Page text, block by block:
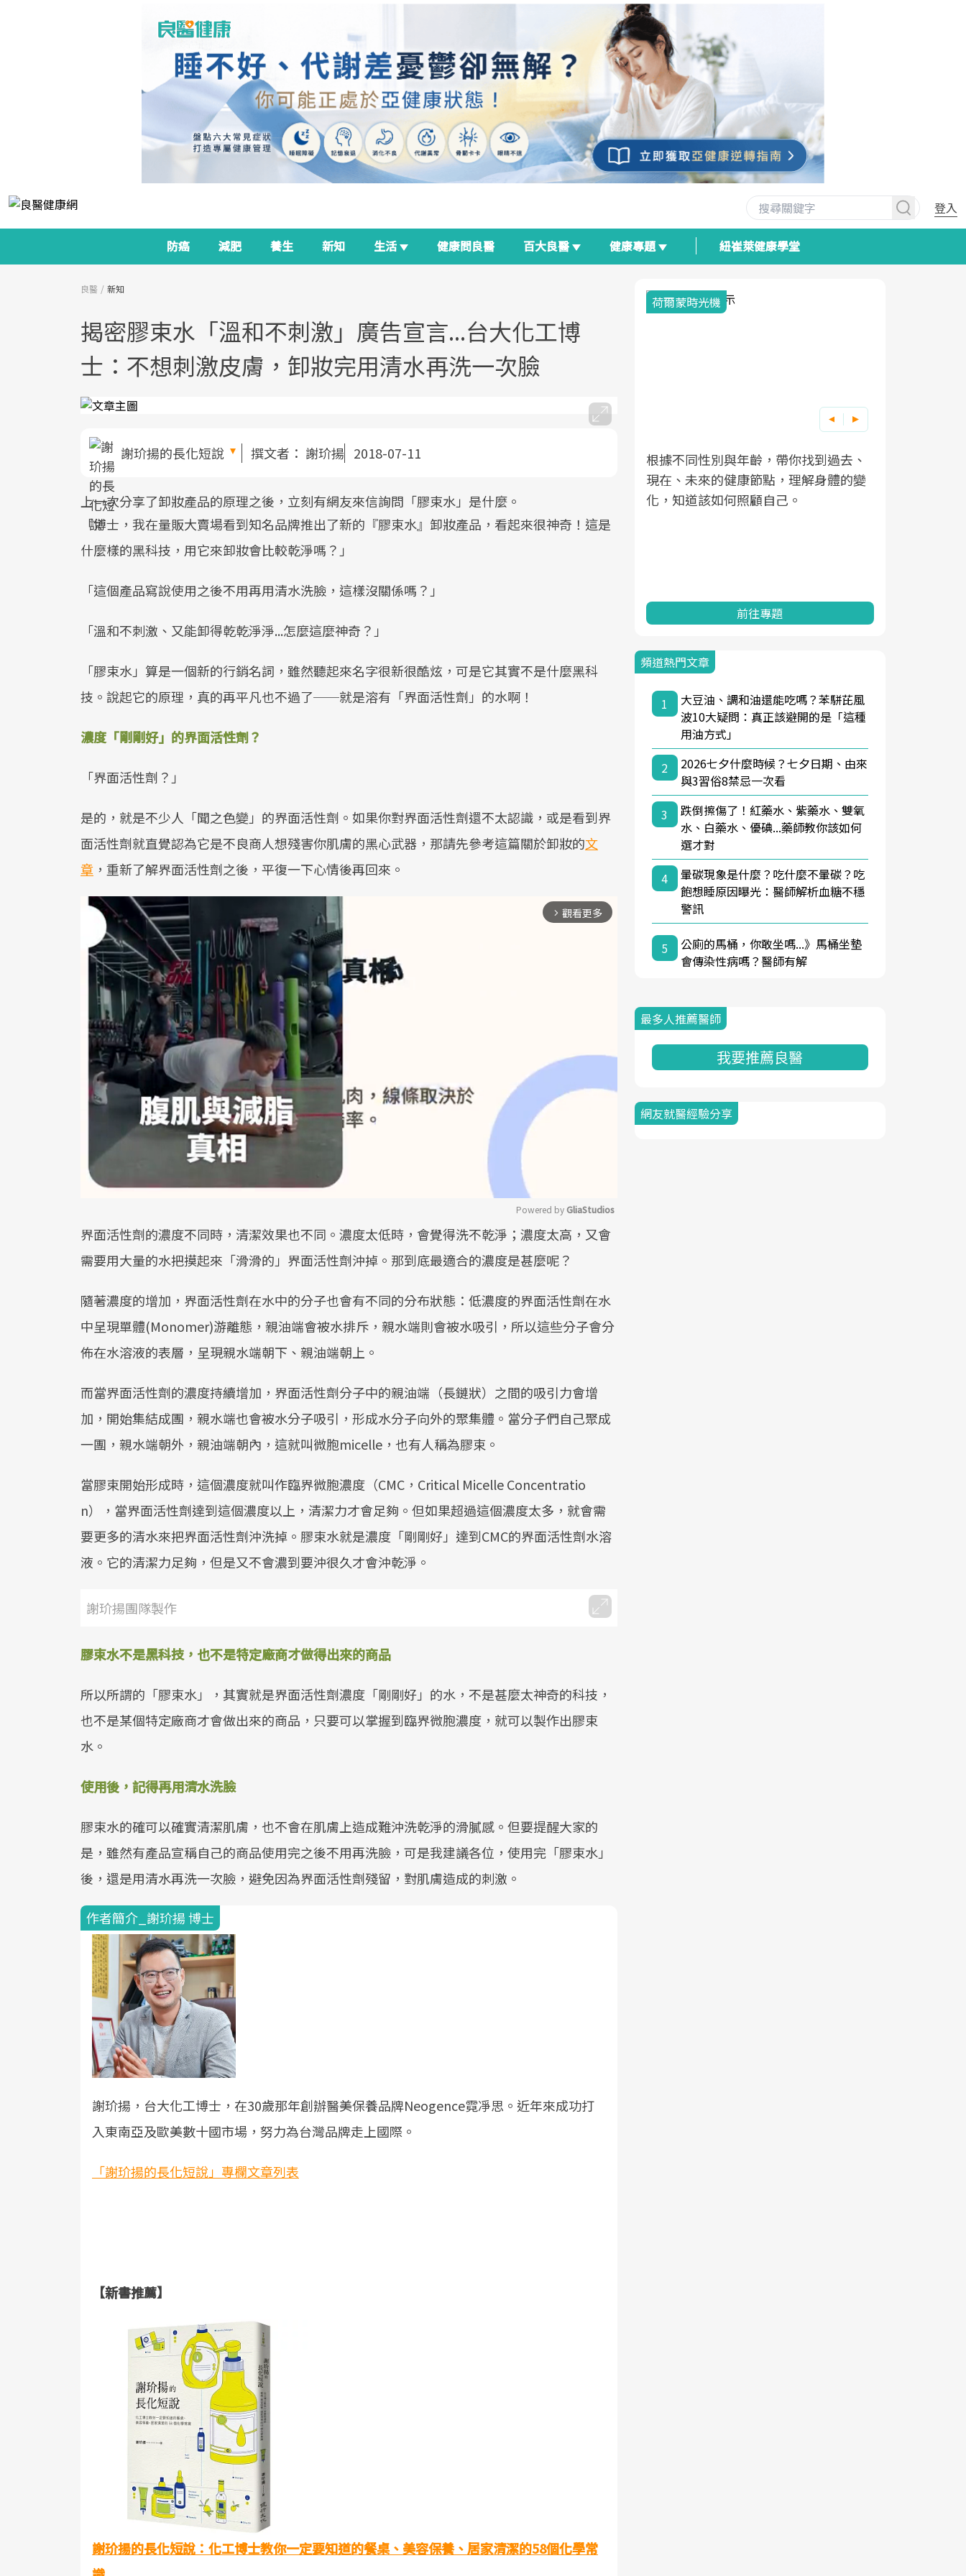
登入
防癌 減肥 養生 新知 生活 健康問良醫 百大良醫 健康專題 紐崔萊健康學堂
良醫 新知
揭密膠束水「溫和不刺激」廣告宣言...台大化工博
士：不想刺激皮膚，卸妝完用清水再洗一次臉
謝玠揚的長化短說 撰文者： 謝玠揚 2018-07-11
上一次分享了卸妝產品的原理之後，立刻有網友來信詢問「膠束水」是什麼。
「博士，我在量販大賣場看到知名品牌推出了新的『膠束水』卸妝產品，看起來很神奇！這是
什麼樣的黑科技，用它來卸妝會比較乾淨嗎？」
「這個產品寫說使用之後不用再用清水洗臉，這樣沒關係嗎？」
「溫和不刺激、又能卸得乾乾淨淨...怎麼這麼神奇？」
「膠束水」算是一個新的行銷名詞，雖然聽起來名字很新很酷炫，可是它其實不是什麼黑科
技。說起它的原理，真的再平凡也不過了──就是溶有「界面活性劑」的水啊！
濃度「剛剛好」的界面活性劑？
「界面活性劑？」
是的，就是不少人「聞之色變」的界面活性劑。如果你對界面活性劑還不太認識，或是看到界
面活性劑就直覺認為它是不良商人想殘害你肌膚的黑心武器，那請先參考這篇關於卸妝的文
章 ，重新了解界面活性劑之後，平復一下心情後再回來。
arrow_forward_ios 觀看更多
Mute
Powered by GliaStudios
界面活性劑的濃度不同時，清潔效果也不同。濃度太低時，會覺得洗不乾淨；濃度太高，又會
需要用大量的水把摸起來「滑滑的」界面活性劑沖掉。那到底最適合的濃度是甚麼呢？
隨著濃度的增加，界面活性劑在水中的分子也會有不同的分布狀態：低濃度的界面活性劑在水
中呈現單體(Monomer)游離態，親油端會被水排斥，親水端則會被水吸引，所以這些分子會分
佈在水溶液的表層，呈現親水端朝下、親油端朝上。
而當界面活性劑的濃度持續增加，界面活性劑分子中的親油端（長鏈狀）之間的吸引力會增
加，開始集結成團，親水端也會被水分子吸引，形成水分子向外的聚集體。當分子們自己聚成
一團，親水端朝外，親油端朝內，這就叫微胞micelle，也有人稱為膠束。
當膠束開始形成時，這個濃度就叫作臨界微胞濃度（CMC，Critical Micelle Concentratio
n），當界面活性劑達到這個濃度以上，清潔力才會足夠。但如果超過這個濃度太多，就會需
要更多的清水來把界面活性劑沖洗掉。膠束水就是濃度「剛剛好」達到CMC的界面活性劑水溶
液。它的清潔力足夠，但是又不會濃到要沖很久才會沖乾淨。
謝玠揚團隊製作
膠束水不是黑科技，也不是特定廠商才做得出來的商品
所以所謂的「膠束水」，其實就是界面活性劑濃度「剛剛好」的水，不是甚麼太神奇的科技，
也不是某個特定廠商才會做出來的商品，只要可以掌握到臨界微胞濃度，就可以製作出膠束
水。
使用後，記得再用清水洗臉
膠束水的確可以確實清潔肌膚，也不會在肌膚上造成難沖洗乾淨的滑膩感。但要提醒大家的
是，雖然有產品宣稱自己的商品使用完之後不用再洗臉，可是我建議各位，使用完「膠束水」
後，還是用清水再洗一次臉，避免因為界面活性劑殘留，對肌膚造成的刺激。
作者簡介_謝玠揚 博士
謝玠揚，台大化工博士，在30歲那年創辦醫美保養品牌Neogence霓凈思。近年來成功打
入東南亞及歐美數十國市場，努力為台灣品牌走上國際。
「謝玠揚的長化短說」專欄文章列表
【新書推薦】
謝玠揚的長化短說：化工博士教你一定要知道的餐桌、美容保養、居家清潔的58個化學常
面對超高齡社會的浪潮，台灣正在快速
政策如「健康台灣推動委員會」與「長
照3.0」的推進，「預防醫學」已成全民
2025年，就到良醫生活祭體驗「一站式
全面啟動你的健康革命！
良醫健康網從「換季的身體變化」出
建立對亞健康的認知，進而引導實際的
改善行動。
荷爾蒙時光機
根據不同性別與年齡，帶你找到過去、
現在、未來的健康節點，理解身體的變
化，知道該如何照顧自己。
前往專題
頻道熱門文章
1
大豆油、調和油還能吃嗎？苯駢芘風
波10大疑問：真正該避開的是「這種
用油方式」
2
2026七夕什麼時候？七夕日期、由來
與3習俗8禁忌一次看
3
跌倒擦傷了！紅藥水、紫藥水、雙氧
水、白藥水、優碘...藥師教你該如何
選才對
4
暈碳現象是什麼？吃什麼不暈碳？吃
飽想睡原因曝光：醫師解析血糖不穩
警訊
5
公廁的馬桶，你敢坐嗎...》馬桶坐墊
會傳染性病嗎？醫師有解
最多人推薦醫師
我要推薦良醫
網友就醫經驗分享